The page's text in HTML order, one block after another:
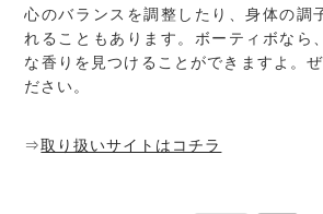
心のバランスを調整したり、身体の調
れることもあります。ボーティボなら
な香りを見つけることができますよ。
ださい。
⇒取り扱いサイトはコチラ